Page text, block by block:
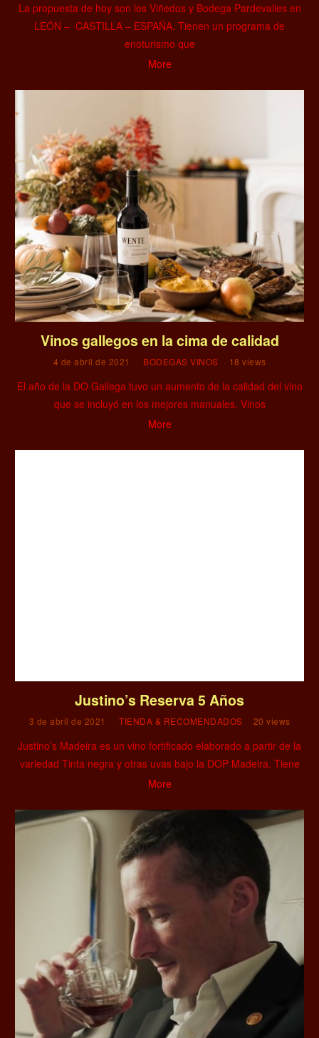
La propuesta de hoy son los Viñedos y Bodega Pardevalles en
LEÓN – CASTILLA – ESPAÑA. Tienen un programa de
enoturismo que
More
Vinos gallegos en la cima de calidad
4 de abril de 2021 BODEGAS VINOS 18 views
El año de la DO Gallega tuvo un aumento de la calidad del vino
que se incluyó en los mejores manuales. Vinos
More
Justino’s Reserva 5 Años
3 de abril de 2021 TIENDA & RECOMENDADOS 20 views
Justino’s Madeira es un vino fortificado elaborado a partir de la
variedad Tinta negra y otras uvas bajo la DOP Madeira. Tiene
More